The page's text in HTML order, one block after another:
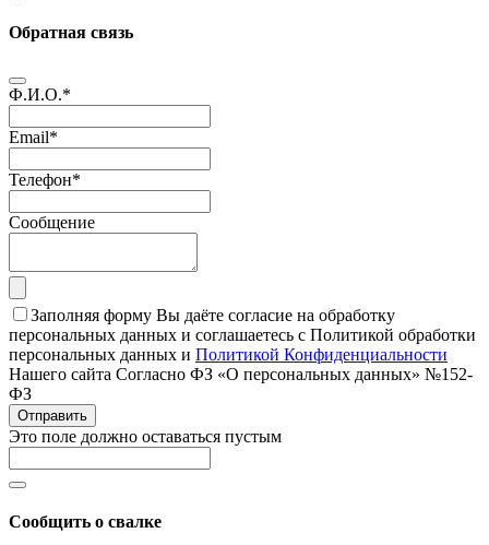
Обратная связь
Ф.И.О.*
Email*
Телефон*
Сообщение
Заполняя форму Вы даёте согласие на обработку
персональных данных и соглашаетесь с Политикой обработки
персональных данных и Политикой Конфиденциальности
Нашего сайта Согласно ФЗ «О персональных данных» №152-
ФЗ
Отправить
Это поле должно оставаться пустым
Сообщить о свалке